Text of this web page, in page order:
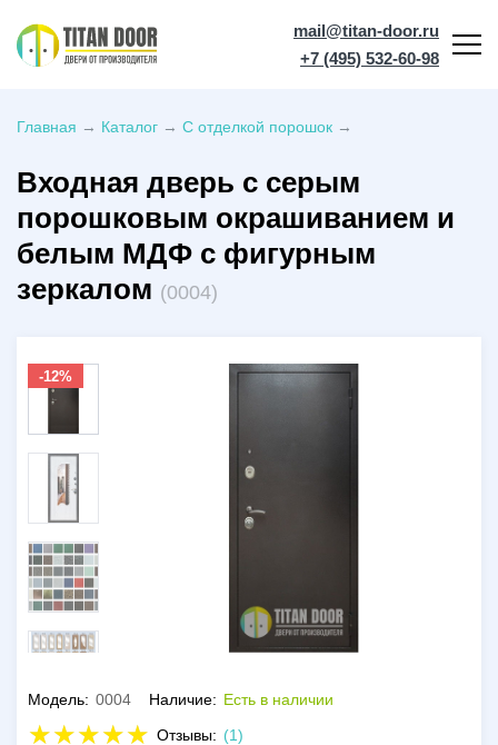
mail@titan-door.ru
+7 (495) 532-60-98
Главная → Каталог → С отделкой порошок →
Входная дверь с серым
порошковым окрашиванием и
белым МДФ с фигурным
зеркалом (0004)
-12%
Модель: 0004 Наличие: Есть в наличии
Отзывы: (1)